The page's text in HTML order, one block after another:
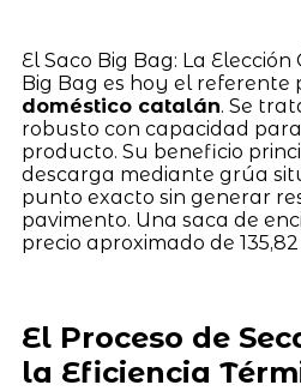
El Saco Big Bag: La
Big Bag es hoy el referente
doméstico catalán. Se
robusto con capacidad
producto. Su beneficio
descarga mediante grúa
punto exacto sin generar
pavimento. Una saca de
precio aproximado de 135,82
El Proceso de
la Eficiencia